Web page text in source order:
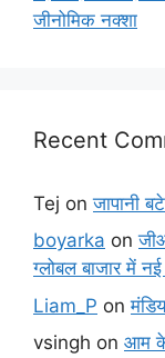
जीनोमिक नक्शा
Recent
Tej onजापानी
boyarka on
ग्लोबल बाजार में
Liam_P on
vsingh on आम